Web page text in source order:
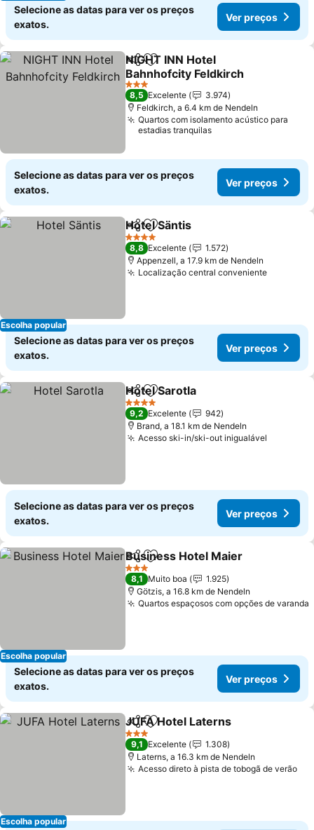
Selecione as datas para ver os preços
exatos.
Ver preços
PartilharAdicionar aos favoritos
NIGHT INN Hotel
Bahnhofcity Feldkirch
Ver preços
3 Estrelas
8,5 Excelente
3.974
Feldkirch, a 6.4 km de Nendeln
Quartos com isolamento acústico para
estadias tranquilas
Selecione as datas para ver os preços
exatos.
Ver preços
Escolha popular
PartilharAdicionar aos favoritos
Hotel Säntis
4 Estrelas
8,8 Excelente
1.572
Appenzell, a 17.9 km de Nendeln
Localização central convenienteVer
Selecione as datas para ver os preços
exatos.
Ver preços
PartilharAdicionar aos favoritos
Hotel Sarotla
4 Estrelas
9,2 Excelente
942
Brand, a 18.1 km de Nendeln
Acesso ski-in/ski-out inigualável
Selecione as datas para ver os preços
exatos.
Ver preços
Escolha popular
PartilharAdicionar aos favoritos
Business Hotel Maier
3 Estrelas
8,1 Muito boa
1.925
Götzis, a 16.8 km de Nendeln
Quartos espaçosos com opções de varanda
Selecione as datas para ver os preços
exatos.
Ver preços
Escolha popular
PartilharAdicionar aos favoritos
JUFA Hotel Laterns
3 Estrelas
9,1 Excelente
1.308
Laterns, a 16.3 km de Nendeln
Acesso direto à pista de tobogã de verão